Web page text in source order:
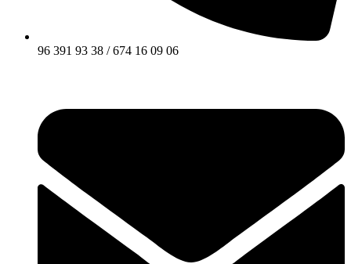
96 391 93 38 / 674 16 09 06